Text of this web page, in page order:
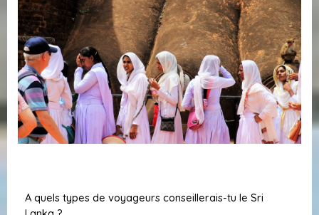
A quels types de voyageurs conseillerais-tu le Sri